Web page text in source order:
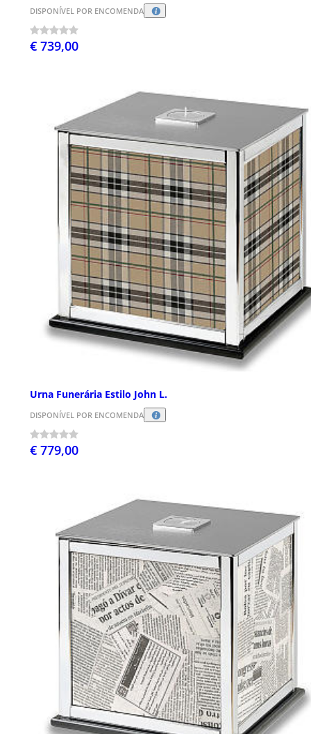
DISPONÍVEL POR ENCOMENDA
€ 739,00
Urna Funerária Estilo John L.
DISPONÍVEL POR ENCOMENDA
€ 779,00